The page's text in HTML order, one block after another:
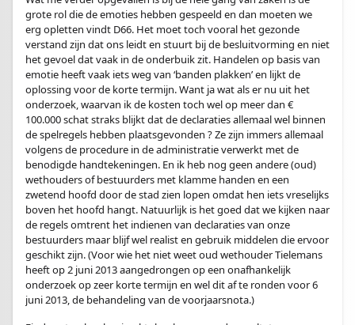
grote rol die de emoties hebben gespeeld en dan moeten we
erg opletten vindt D66. Het moet toch vooral het gezonde
verstand zijn dat ons leidt en stuurt bij de besluitvorming en niet
het gevoel dat vaak in de onderbuik zit. Handelen op basis van
emotie heeft vaak iets weg van ‘banden plakken’ en lijkt de
oplossing voor de korte termijn. Want ja wat als er nu uit het
onderzoek, waarvan ik de kosten toch wel op meer dan €
100.000 schat straks blijkt dat de declaraties allemaal wel binnen
de spelregels hebben plaatsgevonden ? Ze zijn immers allemaal
volgens de procedure in de administratie verwerkt met de
benodigde handtekeningen. En ik heb nog geen andere (oud)
wethouders of bestuurders met klamme handen en een
zwetend hoofd door de stad zien lopen omdat hen iets vreselijks
boven het hoofd hangt. Natuurlijk is het goed dat we kijken naar
de regels omtrent het indienen van declaraties van onze
bestuurders maar blijf wel realist en gebruik middelen die ervoor
geschikt zijn. (Voor wie het niet weet oud wethouder Tielemans
heeft op 2 juni 2013 aangedrongen op een onafhankelijk
onderzoek op zeer korte termijn en wel dit af te ronden voor 6
juni 2013, de behandeling van de voorjaarsnota.)